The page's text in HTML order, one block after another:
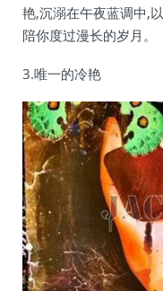
艳,沉溺在午夜蓝调中,
陪你度过漫长的岁月。
3.唯一的冷艳